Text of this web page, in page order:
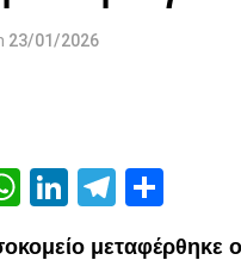
23/01/2026
WhatsApp
LinkedIn
μεταφέρθηκε